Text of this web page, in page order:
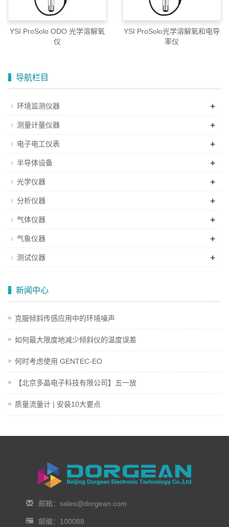
YSI ProSolo ODO 光学溶解氧
仪
YSI ProSolo光学溶解氧和电导
率仪
导航栏目
环境监测仪器 +
测量计量仪器 +
电子电工仪表 +
半导体设备 +
光学仪器 +
分析仪器 +
气体仪器 +
气象仪器 +
测试仪器 +
新闻中心
克服倾斜传感应用中的环境噪声
如何最大限度地减少倾斜仪的温度误差
何时考虑使用 GENTEC-EO
【北京多晶电子科技有限公司】五一放
质量流量计 | 安装10大要点
邮箱：sales@dorgean.com
邮编：100088